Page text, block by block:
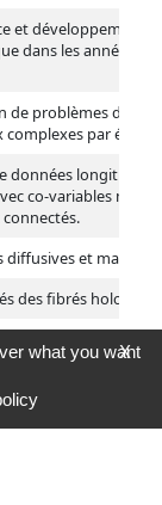
et développement
dans les années
de problèmes de
complexes par
données
co-variables
diffusives et matrices
des fibrés
réellesX
what you want